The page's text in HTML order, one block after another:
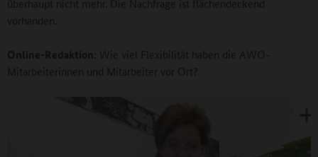
überhaupt nicht mehr. Die Nachfrage ist flächendeckend
vorhanden.
Online-Redaktion: Wie viel Flexibilität haben die AWO-
Mitarbeiterinnen und Mitarbeiter vor Ort?